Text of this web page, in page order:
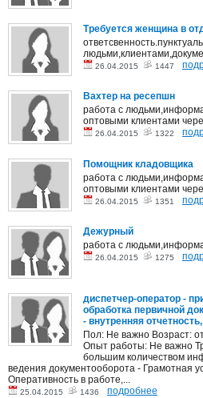
Требуется женщина в
26.04.2015 1447
Вахтер на ресепшн
работа с
оптовыми клиентами
26.04.2015 1322
Помощник кладовщика
работа с
оптовыми клиентами
26.04.2015 1351
Дежурный
работа с
26.04.2015 1275
диспетчер-оператор -
обработка первичной
- внутренняя
Пол: Не важно Возраст:
Опыт работы: Не важно
большим количеством
ведения документооборота - Грамотная
Оперативность в работе,...
25.04.2015 1436
подробнее